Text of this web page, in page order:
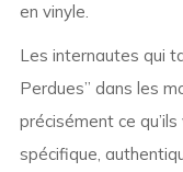
en vinyle.
Les internautes qui
Perdues” dans les
précisément ce
spécifique,